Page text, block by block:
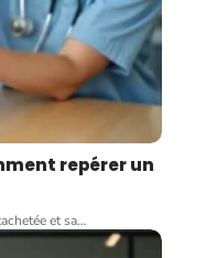
repérer un
et sa…